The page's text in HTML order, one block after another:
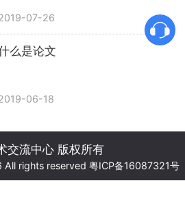
07-26
么是论文
06-18
交流中心 版权所有
rights reserved 粤ICP备16087321号